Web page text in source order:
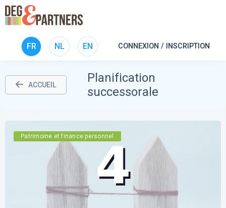
FR NL EN CONNEXION / INSCRIPTION
ACCUEIL
Planification
successorale
Patrimoine et finance personnel